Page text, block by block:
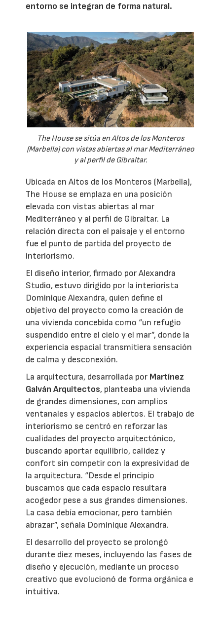
entorno se integran de forma natural.
The House se sitúa en Altos de los Monteros
(Marbella) con vistas abiertas al mar Mediterráneo
y al perfil de Gibraltar.
Ubicada en Altos de los Monteros (Marbella),
The House se emplaza en una posición
elevada con vistas abiertas al mar
Mediterráneo y al perfil de Gibraltar. La
relación directa con el paisaje y el entorno
fue el punto de partida del proyecto de
interiorismo.
El diseño interior, firmado por Alexandra
Studio, estuvo dirigido por la interiorista
Dominique Alexandra, quien define el
objetivo del proyecto como la creación de
una vivienda concebida como “un refugio
suspendido entre el cielo y el mar”, donde la
experiencia espacial transmitiera sensación
de calma y desconexión.
La arquitectura, desarrollada por Martínez
Galván Arquitectos, planteaba una vivienda
de grandes dimensiones, con amplios
ventanales y espacios abiertos. El trabajo de
interiorismo se centró en reforzar las
cualidades del proyecto arquitectónico,
buscando aportar equilibrio, calidez y
confort sin competir con la expresividad de
la arquitectura. “Desde el principio
buscamos que cada espacio resultara
acogedor pese a sus grandes dimensiones.
La casa debía emocionar, pero también
abrazar”, señala Dominique Alexandra.
El desarrollo del proyecto se prolongó
durante diez meses, incluyendo las fases de
diseño y ejecución, mediante un proceso
creativo que evolucionó de forma orgánica e
intuitiva.